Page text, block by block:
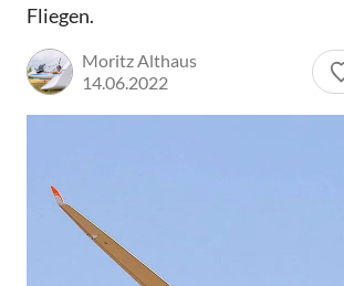
Fliegen.
Moritz Althaus
14.06.2022